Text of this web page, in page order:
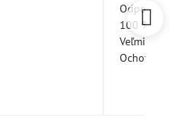
Odporúča
100 %
Veľmi
Ochotná